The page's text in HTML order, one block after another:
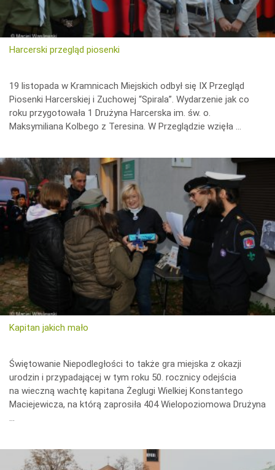
Harcerski przegląd piosenki
19 listopada w Kramnicach Miejskich odbył się IX Przegląd
Piosenki Harcerskiej i Zuchowej “Spirala”. Wydarzenie jak co
roku przygotowała 1 Drużyna Harcerska im. św. o.
Maksymiliana Kolbego z Teresina. W Przeglądzie wzięła …
Kapitan jakich mało
Świętowanie Niepodległości to także gra miejska z okazji
urodzin i przypadającej w tym roku 50. rocznicy odejścia
na wieczną wachtę kapitana Żeglugi Wielkiej Konstantego
Maciejewicza, na którą zaprosiła 404 Wielopoziomowa Drużyna
…